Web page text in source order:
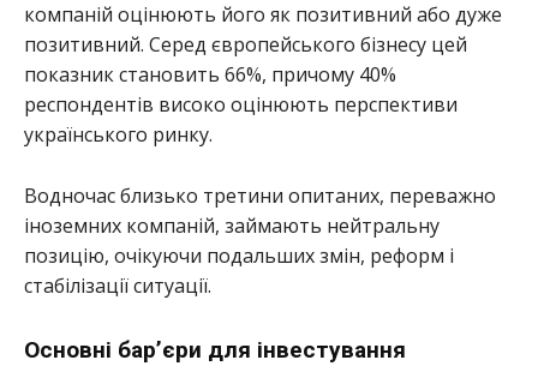
компаній оцінюють його як позитивний або дуже
позитивний. Серед європейського бізнесу цей
показник становить 66%, причому 40%
респондентів високо оцінюють перспективи
українського ринку.
Водночас близько третини опитаних, переважно
іноземних компаній, займають нейтральну
позицію, очікуючи подальших змін, реформ і
стабілізації ситуації.
Основні бар’єри для інвестування